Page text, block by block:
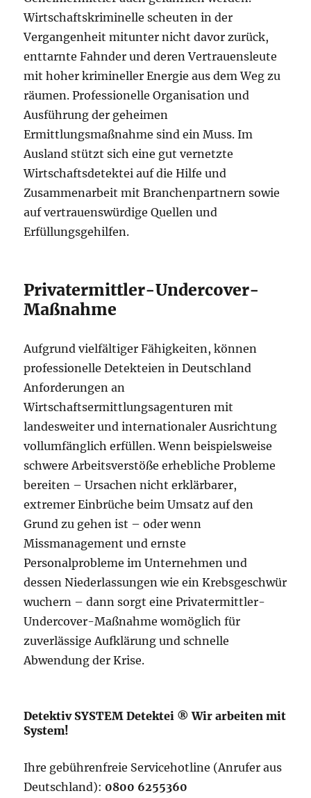
Wirtschaftskriminelle scheuten in der
Vergangenheit mitunter nicht davor zurück,
enttarnte Fahnder und deren Vertrauensleute
mit hoher krimineller Energie aus dem Weg zu
räumen. Professionelle Organisation und
Ausführung der geheimen
Ermittlungsmaßnahme sind ein Muss. Im
Ausland stützt sich eine gut vernetzte
Wirtschaftsdetektei auf die Hilfe und
Zusammenarbeit mit Branchenpartnern sowie
auf vertrauenswürdige Quellen und
Erfüllungsgehilfen.
Privatermittler-Undercover-
Maßnahme
Aufgrund vielfältiger Fähigkeiten, können
professionelle Detekteien in Deutschland
Anforderungen an
Wirtschaftsermittlungsagenturen mit
landesweiter und internationaler Ausrichtung
vollumfänglich erfüllen. Wenn beispielsweise
schwere Arbeitsverstöße erhebliche Probleme
bereiten – Ursachen nicht erklärbarer,
extremer Einbrüche beim Umsatz auf den
Grund zu gehen ist – oder wenn
Missmanagement und ernste
Personalprobleme im Unternehmen und
dessen Niederlassungen wie ein Krebsgeschwür
wuchern – dann sorgt eine Privatermittler-
Undercover-Maßnahme womöglich für
zuverlässige Aufklärung und schnelle
Abwendung der Krise.
Detektiv SYSTEM Detektei ® Wir arbeiten mit
System!
Ihre gebührenfreie Servicehotline (Anrufer aus
Deutschland): 0800 6255360